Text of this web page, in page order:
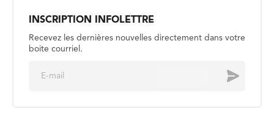
INSCRIPTION INFOLETTRE
Recevez les dernières nouvelles directement dans votre
boite courriel.
Envoyer